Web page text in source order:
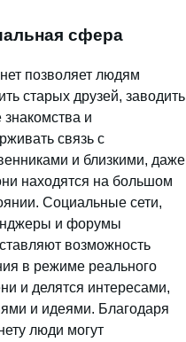
сфера
позволяет людям
старых друзей, заводить
и
связь с
и близкими, даже
находятся на большом
Социальные сети,
и форумы
возможность
в режиме реального
и делятся интересами,
и идеями. Благодаря
люди могут